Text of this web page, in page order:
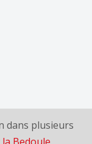
dans plusieurs